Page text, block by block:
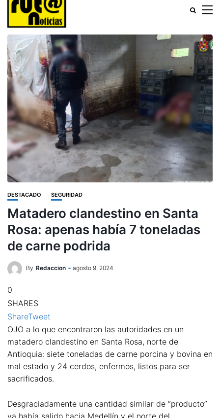
DESTACADO SEGURIDAD
Matadero clandestino en Santa
Rosa: apenas había 7 toneladas
de carne podrida
By Redaccion agosto 9, 2024
0
SHARES
ShareTweet
OJO a lo que encontraron las autoridades en un
matadero clandestino en Santa Rosa, norte de
Antioquia: siete toneladas de carne porcina y bovina en
mal estado y 24 cerdos, enfermos, listos para ser
sacrificados.
Desgraciadamente una cantidad similar de “producto”
ya había salido hacia Medellín y el norte del